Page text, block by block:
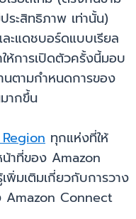
ะสิทธิภาพ เท่านั้น)
ะแดชบอร์ดแบบเรียล
ห้การเปิดตัวครั้งนี้มอบ
ตามกำหนดการของ
ากขึ้น
Region ทุกแห่งที่ให้
น้าที่ของ Amazon
พิ่มเติมเกี่ยวกับการวาง
Amazon Connect